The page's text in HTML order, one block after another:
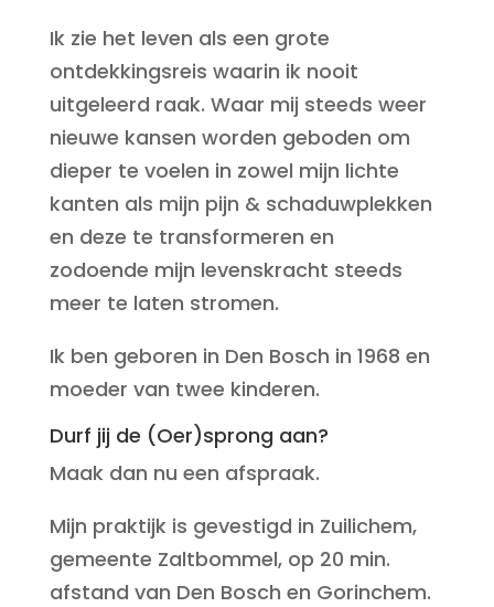
Ik zie het leven als een grote
ontdekkingsreis waarin ik nooit
uitgeleerd raak. Waar mij steeds weer
nieuwe kansen worden geboden om
dieper te voelen in zowel mijn lichte
kanten als mijn pijn & schaduwplekken
en deze te transformeren en
zodoende mijn levenskracht steeds
meer te laten stromen.
Ik ben geboren in Den Bosch in 1968 en
moeder van twee kinderen.
Durf jij de (Oer)sprong aan?
Maak dan nu een afspraak.
Mijn praktijk is gevestigd in Zuilichem,
gemeente Zaltbommel, op 20 min.
afstand van Den Bosch en Gorinchem.